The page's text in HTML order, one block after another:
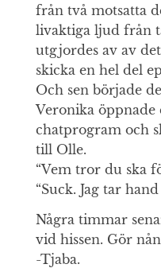
från två motsatta
livaktiga ljud från
utgjordes av av
skicka en hel del
Och sen började
Veronika
chatprogram och
till Olle.
“Vem tror du ska
“Suck. Jag tar
Några timmar
vid hissen. Gör
-Tjaba.